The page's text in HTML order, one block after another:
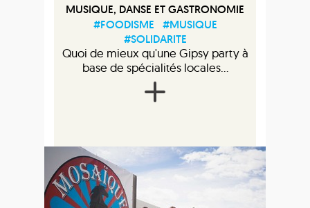
MUSIQUE, DANSE ET GASTRONOMIE
#FOODISME
#MUSIQUE
#SOLIDARITE
Quoi de mieux qu'une Gipsy party à
base de spécialités locales...